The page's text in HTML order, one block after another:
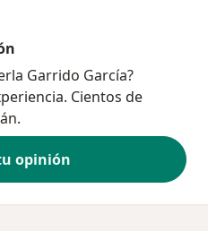
Garrido García?
Cientos de
opinión